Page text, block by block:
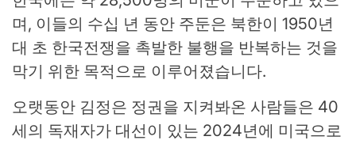
며, 이들의 수십 년 동안 주둔은 북한이 1950년
대 초 한국전쟁을 촉발한 불행을 반복하는 것을
막기 위한 목적으로 이루어졌습니다.
오랫동안 김정은 정권을 지켜봐온 사람들은 40
세의 독재자가 대선이 있는 2024년에 미국으로